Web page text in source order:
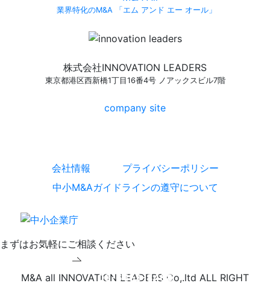
業界特化のM&A 「エム アンド エー オール」
株式会社INNOVATION LEADERS
東京都港区西新橋1丁目16番4号 ノアックスビル7階
company site
会社情報
プライバシーポリシー
中小M&Aガイドラインの遵守について
M&A all INNOVATION LEADERS Co,.ltd ALL RIGHT
まずはお気軽にご相談ください
03-6453-8468